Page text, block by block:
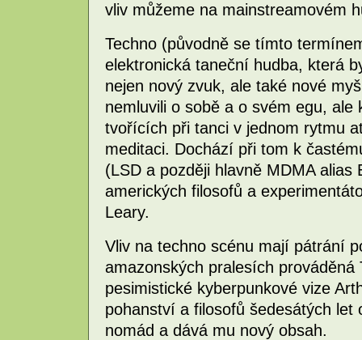
vliv můžeme na mainstreamovém
Techno (původně se tímto
elektronická taneční hudba, která
nejen nový zvuk, ale také nové
nemluvili o sobě a o svém egu,
tvořících při tanci v jednom rytmu
meditaci. Dochází při tom k
(LSD a později hlavně MDMA
amerických filosofů a
Leary.
Vliv na techno scénu mají pátrání
amazonských pralesích
pesimistické kyberpunkové vize
pohanství a filosofů šedesátých let
nomád a dává mu nový obsah.